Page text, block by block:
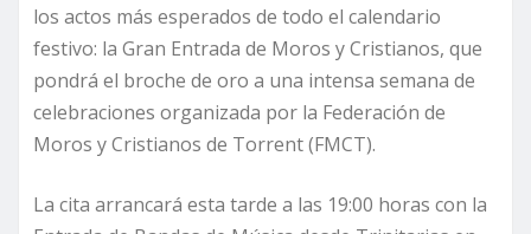
los actos más esperados de todo el calendario
festivo: la Gran Entrada de Moros y Cristianos, que
pondrá el broche de oro a una intensa semana de
celebraciones organizada por la Federación de
Moros y Cristianos de Torrent (FMCT).
La cita arrancará esta tarde a las 19:00 horas con la